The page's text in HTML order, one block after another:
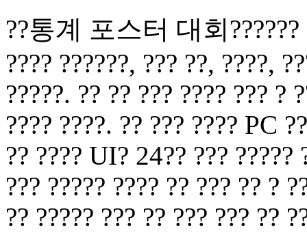
??통계 포스터 대회??????
???? ??????, ??? ??, ????,
?????. ?? ?? ??? ???? ??? ?
???? ????. ?? ??? ???? PC
?? ???? UI? 24?? ??? ?????
??? ????? ???? ?? ??? ?? ?
?? ????? ??? ?? ??? ??? ??